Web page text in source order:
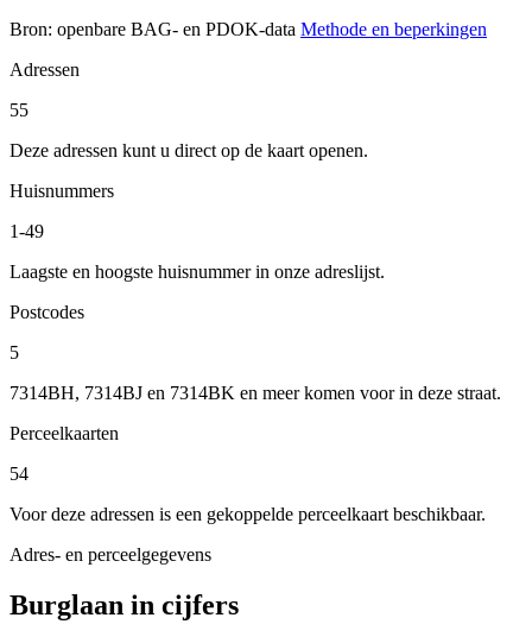
Bron: openbare BAG- en PDOK-data Methode en beperkingen
Adressen
55
Deze adressen kunt u direct op de kaart openen.
Huisnummers
1-49
Laagste en hoogste huisnummer in onze adreslijst.
Postcodes
5
7314BH, 7314BJ en 7314BK en meer komen voor in deze straat.
Perceelkaarten
54
Voor deze adressen is een gekoppelde perceelkaart beschikbaar.
Adres- en perceelgegevens
Burglaan in cijfers